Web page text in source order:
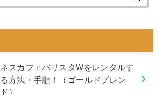
索:
ネスカフェバリスタWをレンタルす
る方法・手順！（ゴールドブレン
ド）